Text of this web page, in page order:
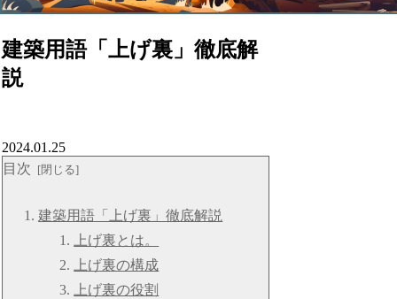
建築用語「上げ裏」徹底解
説
2024.01.25
目次
建築用語「上げ裏」徹底解説
上げ裏とは。
上げ裏の構成
上げ裏の役割